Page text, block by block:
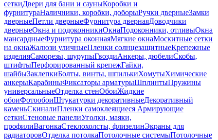
сеткиДвери для бани и сауныКоробки и
фурнитураНаличники, коробки, доборыРучки дверныеЗамки
дверныеПетли дверныеФурнитура двернаяДоводчики
дверныеОкна и подоконникиОкнаПодоконники, отливыОкна
мансардныеФурнитура оконнаяМягкие окнаМоскитные сетки
на окнаЖалюзи уличныеПленки солнцезащитныеКрепежные
изделияСаморезы, шурупыГвоздиАнкеры, дюбелиСкобы,
штифтыПерфорированный крепежГайки,
шайбыЗаклепкиБолты, винты, шпилькиХомутыХимические
анкерыКарабиныФиксаторы арматурыШплинтыПружины
универсальныеОтделка стенОбоиЖидкие
обоиФотообоиШтукатурки декоративныеДекоративный
каменьСкиналиПленки самоклеящиеся Армирующие
сеткиСтеновые панелиУголки, маяки,
профилиВагонкаСтеклохолсты, флизелинЭкраны для
радиаторовОтделка потолкаПотолочные системыПотолочные